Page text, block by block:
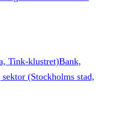
Tink-klustret)Bank,
(Stockholms stad,